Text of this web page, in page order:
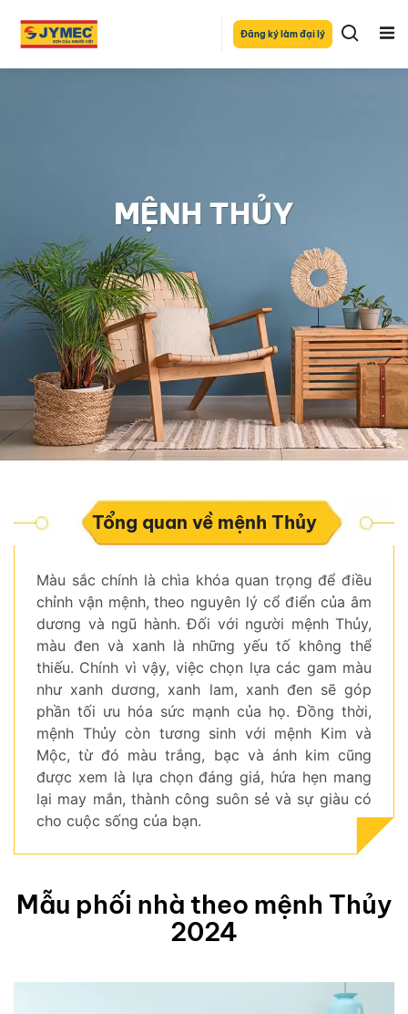
Đăng ký làm đại lý
Tổng quan về mệnh Thủy
Màu sắc chính là chìa khóa quan trọng để điều
chỉnh vận mệnh, theo nguyên lý cổ điển của âm
dương và ngũ hành. Đối với người mệnh Thủy,
màu đen và xanh là những yếu tố không thể
thiếu. Chính vì vậy, việc chọn lựa các gam màu
như xanh dương, xanh lam, xanh đen sẽ góp
phần tối ưu hóa sức mạnh của họ. Đồng thời,
mệnh Thủy còn tương sinh với mệnh Kim và
Mộc, từ đó màu trắng, bạc và ánh kim cũng
được xem là lựa chọn đáng giá, hứa hẹn mang
lại may mắn, thành công suôn sẻ và sự giàu có
cho cuộc sống của bạn.
Mẫu phối nhà theo mệnh Thủy
2024